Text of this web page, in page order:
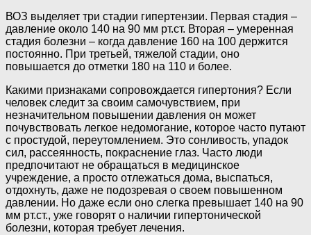
ВОЗ выделяет три стадии гипертензии. Первая стадия –
давление около 140 на 90 мм рт.ст. Вторая – умеренная
стадия болезни – когда давление 160 на 100 держится
постоянно. При третьей, тяжелой стадии, оно
повышается до отметки 180 на 110 и более.
Какими признаками сопровождается гипертония? Если
человек следит за своим самочувствием, при
незначительном повышении давления он может
почувствовать легкое недомогание, которое часто путают
с простудой, переутомлением. Это сонливость, упадок
сил, рассеянность, покраснение глаз. Часто люди
предпочитают не обращаться в медицинское
учреждение, а просто отлежаться дома, выспаться,
отдохнуть, даже не подозревая о своем повышенном
давлении. Но даже если оно слегка превышает 140 на 90
мм рт.ст., уже говорят о наличии гипертонической
болезни, которая требует лечения.